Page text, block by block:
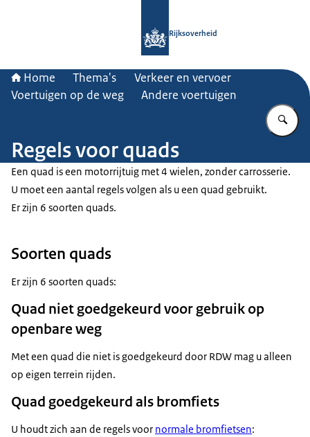
Rijksoverheid
Home Thema's
Verkeer en vervoer
Voertuigen op de weg
Andere voertuigen
Regels voor quads
Een quad is een motorrijtuig met 4 wielen, zonder carrosserie.
U moet een aantal regels volgen als u een quad gebruikt.
Er zijn 6 soorten quads.
Soorten quads
Er zijn 6 soorten quads:
Quad niet goedgekeurd voor gebruik op
openbare weg
Met een quad die niet is goedgekeurd door RDW mag u alleen
op eigen terrein rijden.
Quad goedgekeurd als bromfiets
U houdt zich aan de regels voor normale bromfietsen: